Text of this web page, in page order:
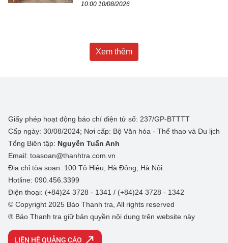
10:00 10/08/2026
Xem thêm
Giấy phép hoạt động báo chí điện tử số: 237/GP-BTTTT
Cấp ngày: 30/08/2024; Nơi cấp: Bộ Văn hóa - Thể thao và Du lịch
Tổng Biên tập: Nguyễn Tuấn Anh
Email: toasoan@thanhtra.com.vn
Địa chỉ tòa soạn: 100 Tô Hiệu, Hà Đông, Hà Nội.
Hotline: 090.456.3399
Điện thoại: (+84)24 3728 - 1341 / (+84)24 3728 - 1342
© Copyright 2025 Báo Thanh tra, All rights reserved
® Báo Thanh tra giữ bản quyền nội dung trên website này
LIÊN HỆ QUẢNG CÁO